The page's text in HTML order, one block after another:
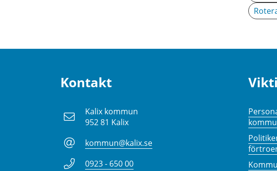
Kontakt
Kalix kommun
952 81 Kalix
kommun@kalix.se
0923 - 650 00